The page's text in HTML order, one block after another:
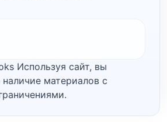
Используя сайт, вы
материалов с